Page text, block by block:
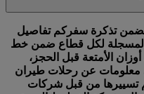
تذكرة سفركم تفاصيل
المسجلة لكل قطاع ضمن خط
الأمتعة قبل الحجز،
عن رحلات طيران
تسييرها من قبل شركات